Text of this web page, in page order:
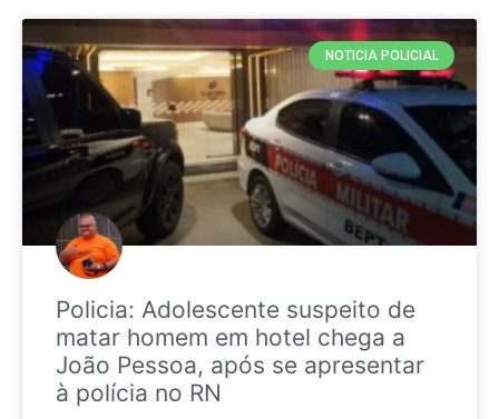
NOTICIA POLICIAL
Policia: Adolescente suspeito de
matar homem em hotel chega a
João Pessoa, após se apresentar
à polícia no RN